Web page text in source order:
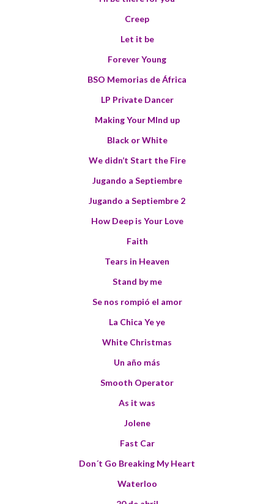
Creep
Let it be
Forever Young
BSO Memorias de África
LP Private Dancer
Making Your MInd up
Black or White
We didn’t Start the Fire
Jugando a Septiembre
Jugando a Septiembre 2
How Deep is Your Love
Faith
Tears in Heaven
Stand by me
Se nos rompió el amor
La Chica Ye ye
White Christmas
Un año más
Smooth Operator
As it was
Jolene
Fast Car
Don´t Go Breaking My Heart
Waterloo